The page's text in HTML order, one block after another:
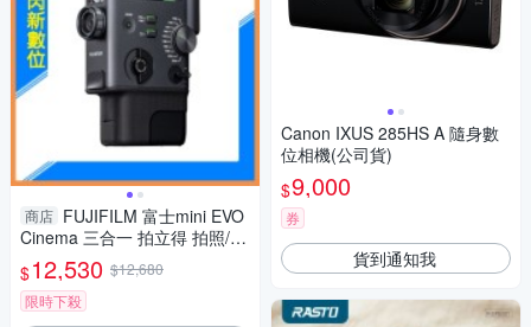
商店 FUJIFILM 富士mini EVO
Cinema 三合一 拍立得 拍照/影
片/列印(公司貨)
$12,530 $12,680
限時下殺
Canon IXUS 285HS A 隨身數
位相機(公司貨)
$9,000
券
貨到通知我